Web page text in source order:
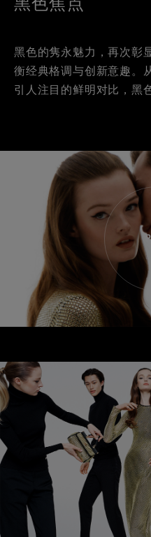
黑色的隽永魅力，再次彰
衡经典格调与创新意趣。
引人注目的鲜明对比，黑